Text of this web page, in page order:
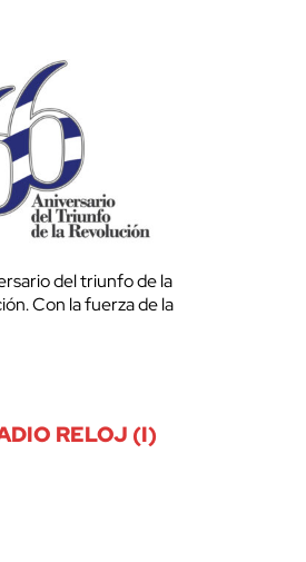
del triunfo de la
Con la fuerza de la
RELOJ (I)